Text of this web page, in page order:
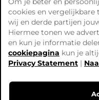
Algemene Voorwaarden
Verzend- en
cookies en vergelijkbare
wij en derde partijen
Hiermee tonen we
en kun je informatie
cookiepagina kun je
Privacy Statement |